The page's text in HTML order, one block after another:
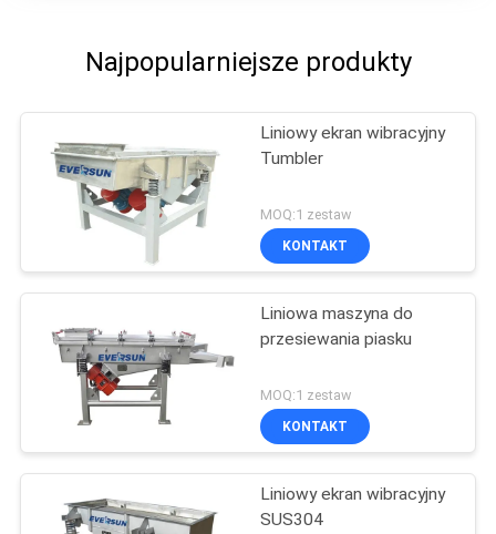
Najpopularniejsze produkty
Liniowy ekran wibracyjny
Tumbler
MOQ:1 zestaw
KONTAKT
Liniowa maszyna do
przesiewania piasku
MOQ:1 zestaw
KONTAKT
Liniowy ekran wibracyjny
SUS304